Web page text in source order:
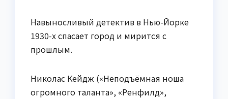
Навыносливый детектив в Нью-Йорке
1930-х спасает город и мирится с
прошлым.
Николас Кейдж («Неподъёмная ноша
огромного таланта», «Ренфилд»,